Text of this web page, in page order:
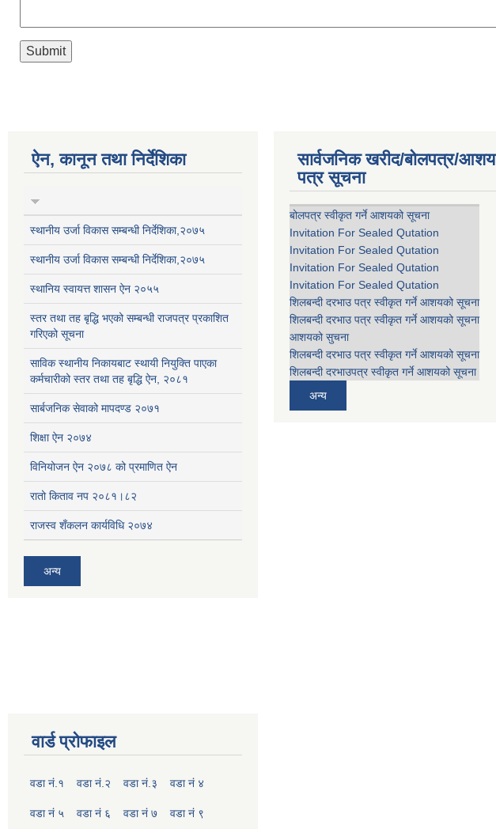
ऐन, कानून तथा निर्देशिका
स्थानीय उर्जा विकास सम्बन्धी निर्देशिका,२०७५
स्थानीय उर्जा विकास सम्बन्धी निर्देशिका,२०७५
स्थानिय स्वायत्त शासन ऐन २०५५
स्तर तथा तह बृद्धि भएको सम्बन्धी राजपत्र प्रकाशित
गरिएको सूचना
साविक स्थानीय निकायबाट स्थायी नियुक्ति पाएका
कर्मचारीको स्तर तथा तह बृद्धि ऐन, २०८१
सार्बजनिक सेवाको मापदण्ड २०७१
शिक्षा ऐन २०७४
विनियोजन ऐन २०७८ को प्रमाणित ऐन
रातो किताव नप २०८१।८२
राजस्व शँकलन कार्यविधि २०७४
अन्य
सार्वजनिक खरीद/बोलपत्र/आशय
पत्र सूचना
बोलपत्र स्वीकृत गर्ने आशयको सूचना
Invitation For Sealed Qutation
Invitation For Sealed Qutation
Invitation For Sealed Qutation
Invitation For Sealed Qutation
शिलबन्दी दरभाउ पत्र स्वीकृत गर्ने आशयको सूचना
शिलबन्दी दरभाउ पत्र स्वीकृत गर्ने आशयको सूचना
आशयको सुचना
शिलबन्दी दरभाउ पत्र स्वीकृत गर्ने आशयको सूचना
शिलबन्दी दरभाउपत्र स्वीकृत गर्ने आशयको सूचना
अन्य
वार्ड प्रोफाइल
वडा नं.१ वडा नं.२ वडा नं.३ वडा नं ४
वडा नं ५ वडा नं ६ वडा नं ७ वडा नं ९